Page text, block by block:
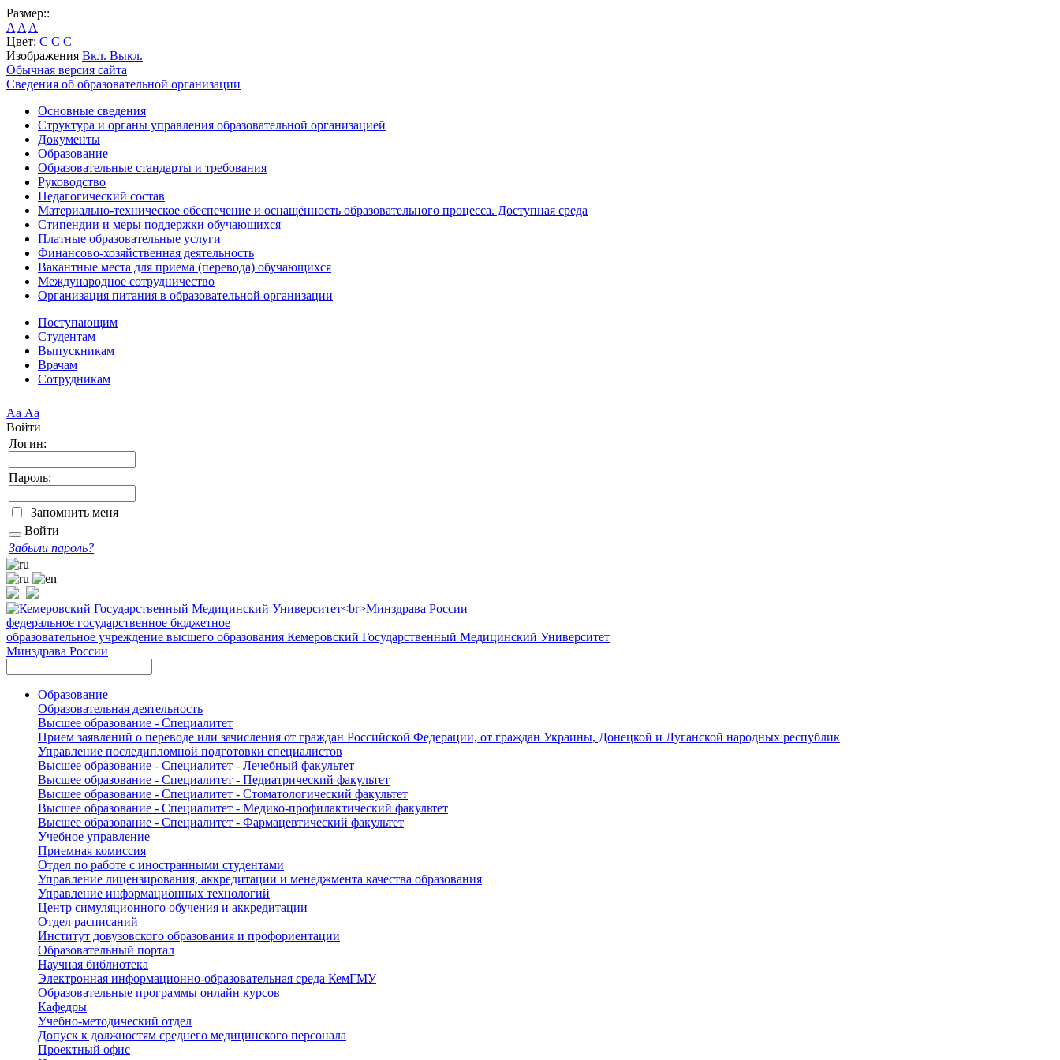
Размер::
A A A
Цвет: C C C
Изображения Вкл. Выкл.
Обычная версия сайта
Сведения об образовательной организации
Основные сведения
Структура и органы управления образовательной организацией
Документы
Образование
Образовательные стандарты и требования
Руководство
Педагогический состав
Материально-техническое обеспечение и оснащённость образовательного процесса. Доступная среда
Стипендии и меры поддержки обучающихся
Платные образовательные услуги
Финансово-хозяйственная деятельность
Вакантные места для приема (перевода) обучающихся
Международное сотрудничество
Организация питания в образовательной организации
Поступающим
Студентам
Выпускникам
Врачам
Сотрудникам
Аа Аа
Войти
Логин:
Пароль:
Запомнить меня
Войти
Забыли пароль?
федеральное государственное бюджетное
образовательное учреждение высшего образования Кемеровский Государственный Медицинский Университет
Минздрава России
Образование
Образовательная деятельность
Высшее образование - Специалитет
Прием заявлений о переводе или зачисления от граждан Российской Федерации, от граждан Украины, Донецкой и Луганской народных республик
Управление последипломной подготовки специалистов
Высшее образование - Специалитет - Лечебный факультет
Высшее образование - Специалитет - Педиатрический факультет
Высшее образование - Специалитет - Стоматологический факультет
Высшее образование - Специалитет - Медико-профилактический факультет
Высшее образование - Специалитет - Фармацевтический факультет
Учебное управление
Приемная комиссия
Отдел по работе с иностранными студентами
Управление лицензирования, аккредитации и менеджмента качества образования
Управление информационных технологий
Центр симуляционного обучения и аккредитации
Отдел расписаний
Институт довузовского образования и профориентации
Образовательный портал
Научная библиотека
Электронная информационно-образовательная среда КемГМУ
Образовательные программы онлайн курсов
Кафедры
Учебно-методический отдел
Допуск к должностям среднего медицинского персонала
Проектный офис